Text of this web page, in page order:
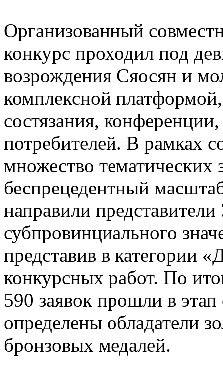
Организованный
конкурс проходил под
возрождения Сяосян и
комплексной
состязания,
потребителей. В рамках
множество тематических
беспрецедентный
направили
субпровинциального
представив в категории
конкурсных работ. По
590 заявок прошли в
определены обладатели
бронзовых медалей.